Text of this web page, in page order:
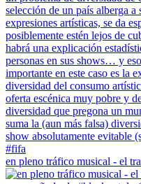
en pleno tráfico musical - el